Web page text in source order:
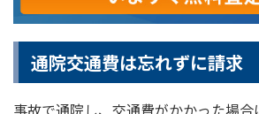
通院交通費は忘れずに請求
事故で通院し、交通費がかかった場合